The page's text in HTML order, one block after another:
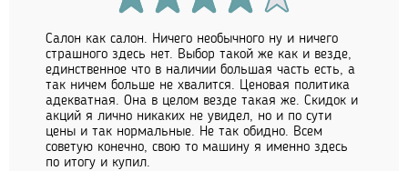
Салон как салон. Ничего необычного ну и ничего
страшного здесь нет. Выбор такой же как и везде,
единственное что в наличии большая часть есть, а
так ничем больше не хвалится. Ценовая политика
адекватная. Она в целом везде такая же. Скидок и
акций я лично никаких не увидел, но и по сути
цены и так нормальные. Не так обидно. Всем
советую конечно, свою то машину я именно здесь
по итогу и купил.